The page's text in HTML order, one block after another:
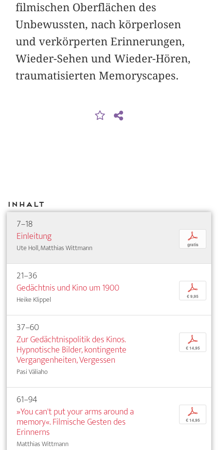
filmischen Oberflächen des
Unbewussten, nach körperlosen
und verkörperten Erinnerungen,
Wieder-Sehen und Wieder-Hören,
traumatisierten Memoryscapes.
Inhalt
7–18
Einleitung
Ute Holl, Matthias Wittmann
p
gratis
21–36
Gedächtnis und Kino um 1900
Heike Klippel
p
€ 9,95
37–60
Zur Gedächtnispolitik des Kinos.
Hypnotische Bilder, kontingente
Vergangenheiten, Vergessen
Pasi Väliaho
p
€ 14,95
61–94
»You can't put your arms around a
memory«. Filmische Gesten des
Erinnerns
Matthias Wittmann
p
€ 14,95